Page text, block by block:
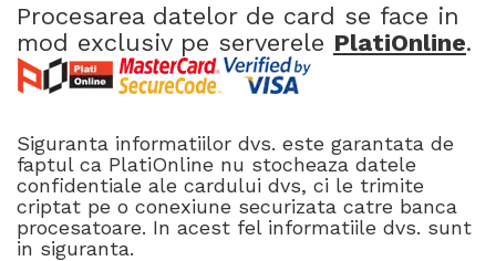
Procesarea datelor de card se face in
mod exclusiv pe serverele PlatiOnline.
Siguranta informatiilor dvs. este garantata de
faptul ca PlatiOnline nu stocheaza datele
confidentiale ale cardului dvs, ci le trimite
criptat pe o conexiune securizata catre banca
procesatoare. In acest fel informatiile dvs. sunt
in siguranta.